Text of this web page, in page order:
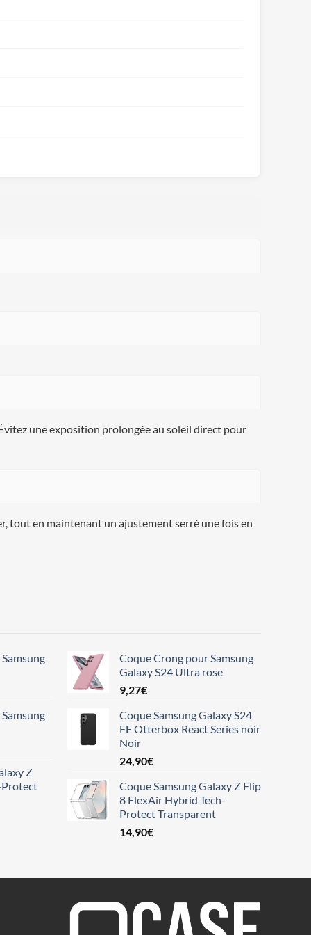
une exposition prolongée au soleil direct pour
tout en maintenant un ajustement serré une fois en
Z
Protect
Coque Crong pour Samsung
Galaxy S24 Ultra rose
9,27€
Coque Samsung Galaxy S24
FE Otterbox React Series noir
Noir
24,90€
Coque Samsung Galaxy Z Flip
8 FlexAir Hybrid Tech-
Protect Transparent
14,90€